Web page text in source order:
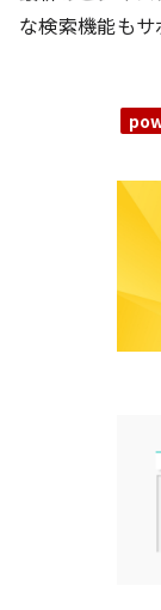
な検索機能もサ